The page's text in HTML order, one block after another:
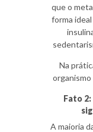
que o
forma
Na
Fato
A maioria